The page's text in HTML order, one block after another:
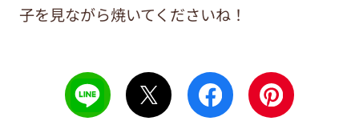
子を見ながら焼いてくださいね！